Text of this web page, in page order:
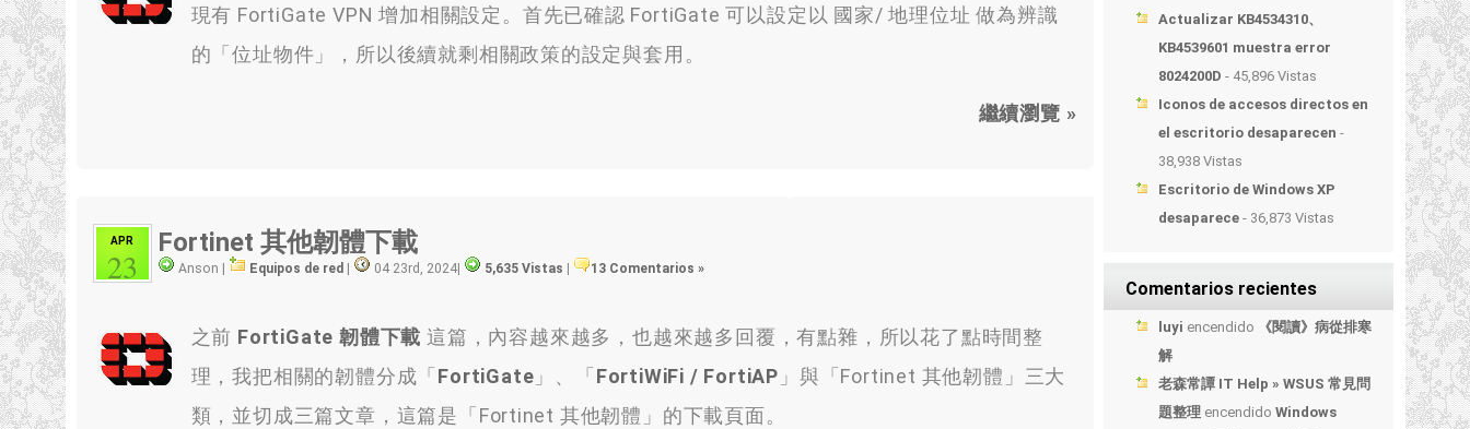
現有 FortiGate VPN 增加相關設定。首先已確認 FortiGate 可以設定以 國家/ 地理位址 做為辨識
的「位址物件」，所以後續就剩相關政策的設定與套用。
繼續瀏覽 »
APR
23
Fortinet 其他韌體下載
Anson | Equipos de red | 04 23rd, 2024| 5,635 Vistas | 13 Comentarios »
之前 FortiGate 韌體下載 這篇，內容越來越多，也越來越多回覆，有點雜，所以花了點時間整
理，我把相關的韌體分成「FortiGate 」、「FortiWiFi / FortiAP 」與「Fortinet 其他韌體」三大
類，並切成三篇文章，這篇是「Fortinet 其他韌體」的下載頁面。
Actualizar KB4534310、
KB4539601 muestra error
8024200D - 45,896 Vistas
Iconos de accesos directos en
el escritorio desaparecen -
38,938 Vistas
Escritorio de Windows XP
desaparece - 36,873 Vistas
Comentarios recientes
luyi encendido
《閱讀》病從排寒
解
老森常譚 IT Help » WSUS 常見問
題整理 encendido Windows